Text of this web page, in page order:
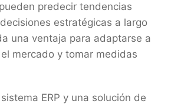
predecir tendencias
estratégicas a largo
una ventaja para adaptarse a
mercado y tomar medidas
ERP y una solución de